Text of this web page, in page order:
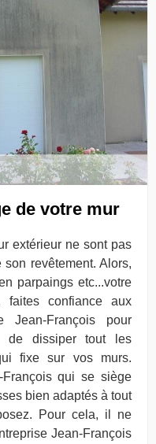
de votre mur
extérieur ne sont pas
revêtement. Alors,
parpaings etc...votre
faites confiance aux
Jean-François pour
de dissiper tout les
fixe sur vos murs.
François qui se siège
bien adaptés à tout
Pour cela, il ne
Jean-François